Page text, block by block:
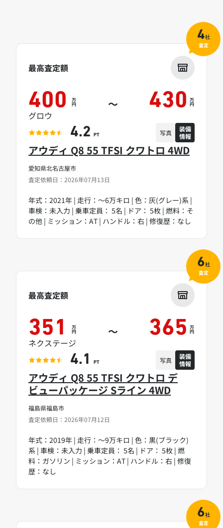
愛知県北名古屋市
査定依頼日：2026年07月13日
アウディ Q8 55 TFSI クワトロ 4WD
年式：2021年 | 走行：～6万キロ | 色：灰(グレー)系 |
車検：未入力 | 乗車定員： 5名 | ドア： 5枚 | 燃料：そ
の他 | ミッション：AT | ハンドル：右 | 修復歴：なし
最高査定額
400 万
円 ～ 430 万
円
グロウ
4.2 PT 写真
装備
情報
4社
査定
福島県福島市
査定依頼日：2026年07月12日
アウディ Q8 55 TFSI クワトロ デ
ビューパッケージ Sライン 4WD
年式：2019年 | 走行：～9万キロ | 色：黒(ブラック)
系 | 車検：未入力 | 乗車定員： 5名 | ドア： 5枚 | 燃
料：ガソリン | ミッション：AT | ハンドル：右 | 修復
歴：なし
最高査定額
351 万
円 ～ 365 万
円
ネクステージ
4.1 PT 写真
装備
情報
6社
査定
6社
査定